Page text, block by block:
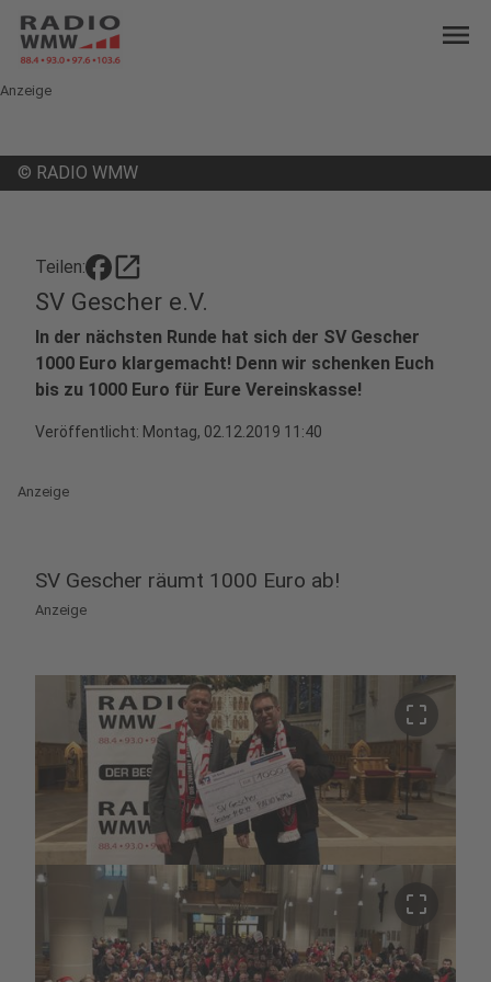
menu
Anzeige
© RADIO WMW
Teilen: open_in_new
SV Gescher e.V.
In der nächsten Runde hat sich der SV Gescher
1000 Euro klargemacht! Denn wir schenken Euch
bis zu 1000 Euro für Eure Vereinskasse!
Veröffentlicht: Montag, 02.12.2019 11:40
Anzeige
SV Gescher räumt 1000 Euro ab!
Anzeige
crop_free
crop_free